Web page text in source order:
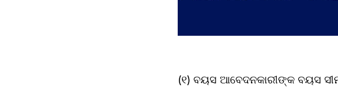
(୧) ବୟସ ଆବେଦନକାରୀଙ୍କ ବୟସ